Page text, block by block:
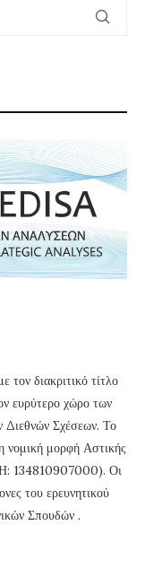
διακριτικό τίτλο
ευρύτερο χώρο των
Διεθνών Σχέσεων. Το
νομική μορφή Αστικής
134810907000). Οι
του ερευνητικού
Σπουδών .